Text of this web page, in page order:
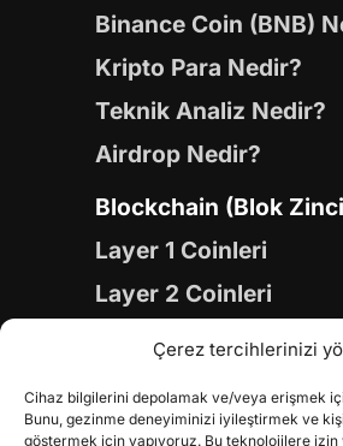
Çerez tercihlerinizi
Cihaz bilgilerini depolamak ve/veya erişmek
Bunu, gezinme deneyiminizi iyileştirmek ve
göstermek için yapıyoruz. Bu teknolojilere
Binance Coin (BNB)
Kripto Para Nedir?
Teknik Analiz Nedir?
Airdrop Nedir?
Blockchain (Blok
Layer 1 Coinleri
Layer 2 Coinleri
Yapay Zeka (AI)
Gaming Coinleri